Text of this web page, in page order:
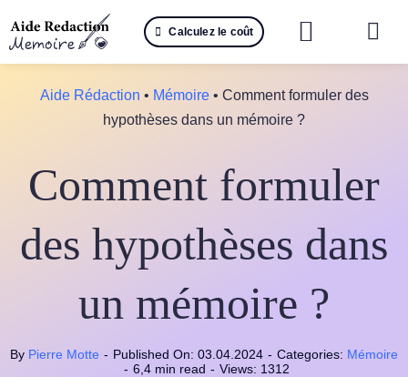
au
contenu
Calculez le coût
📚
📝
Aide Rédaction • Mémoire• Comment formuler des
hypothèses dans un mémoire ?
Comment formuler
des hypothèses dans
un mémoire ?
By Pierre Motte - Published On: 03.04.2024 - Categories: Mémoire
- 6,4 min read - Views: 1312